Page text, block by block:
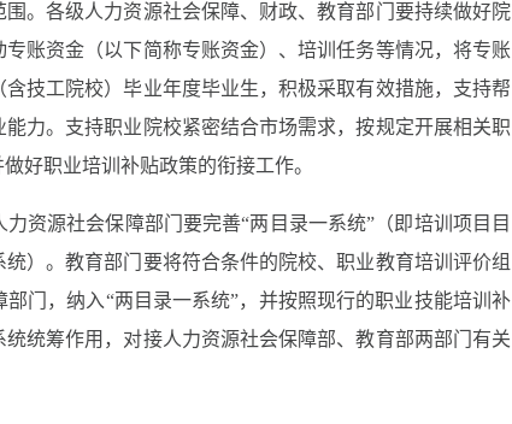
围。各级人力资源社会保障、财政、教育部门要持续做好院
账资金（以下简称专账资金）、培训任务等情况，将专账
技工院校）毕业年度毕业生，积极采取有效措施，支持帮
力。支持职业院校紧密结合市场需求，按规定开展相关职
好职业培训补贴政策的衔接工作。
力资源社会保障部门要完善“两目录一系统”（即培训项目目
）。教育部门要将符合条件的院校、职业教育培训评价组
门，纳入“两目录一系统”，并按照现行的职业技能培训补
统筹作用，对接人力资源社会保障部、教育部两部门有关